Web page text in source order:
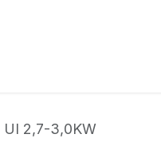
UI 2,7-3,0KW